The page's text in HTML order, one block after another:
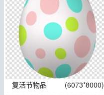
复活节物品 (6073*8000)